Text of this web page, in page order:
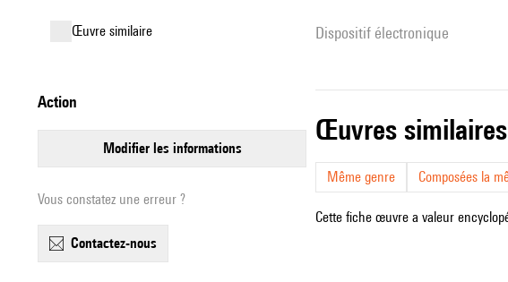
œuvre similaire
action
modifier les informations
Vous constatez une erreur ?
contactez-nous
Dispositif électronique
œuvres similaires
Même genre Composées la
Cette fiche œuvre a valeur